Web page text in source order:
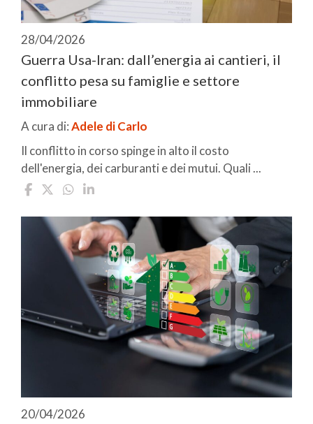
28/04/2026
Guerra Usa-Iran: dall’energia ai cantieri, il
conflitto pesa su famiglie e settore
immobiliare
A cura di:Adele di Carlo
Il conflitto in corso spinge in alto il costo
dell'energia, dei carburanti e dei mutui. Quali ...
20/04/2026